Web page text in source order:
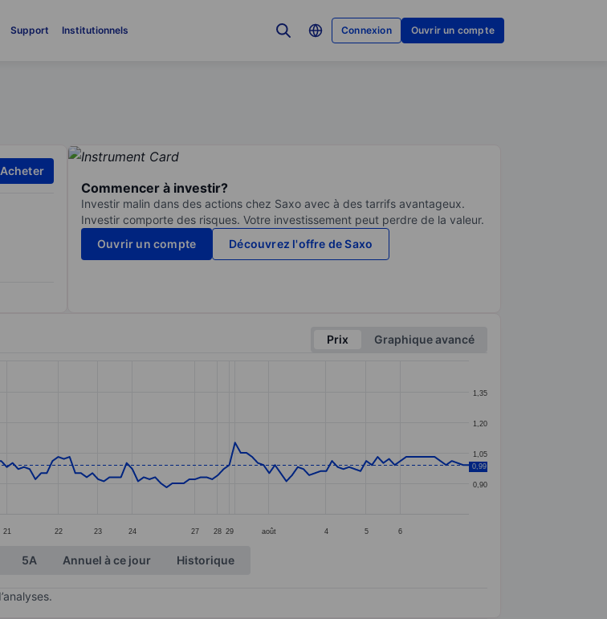
Support Institutionnels Connexion Ouvrir un compte
Acheter
Commencer à investir?
Investir malin dans des actions chez Saxo avec à des tarrifs avantageux.
Investir comporte des risques. Votre investissement peut perdre de la valeur.
Ouvrir un compte
Découvrez l'offre de Saxo
Prix
Graphique avancé
to 1.45.
21 22 23 24 27 28 29 août 4 5 6
0,90
1,05
1,20
1,35
0,99
5A Annuel à ce jour Historique